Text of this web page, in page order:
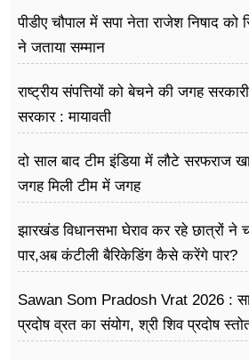
अन्य खबरें
पीडीए चौपाल में सपा नेता राजेश निषाद को
ने जताया सम्मान
राष्ट्रीय संपत्तियों को बेचने की जगह
सरकार : मायावती
दो साल बाद टीम इंडिया में लौटे सरफराज
जगह मिली टीम में जगह
झारखंड विधानसभा घेराव कर रहे छात्रों ने
पार,अब कंटीली बैरिकेडिंग कैसे करेंगे पार?
Sawan Som Pradosh Vrat 2026 :
प्रदोष व्रत का संयोग, श्री शिव प्रदोष